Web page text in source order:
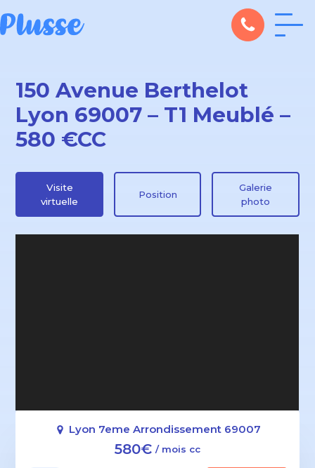
150 Avenue Berthelot
Lyon 69007 – T1 Meublé –
580 €CC
Visite
virtuelle
Position
Galerie
photo
Lyon 7eme Arrondissement 69007
580€ / mois cc